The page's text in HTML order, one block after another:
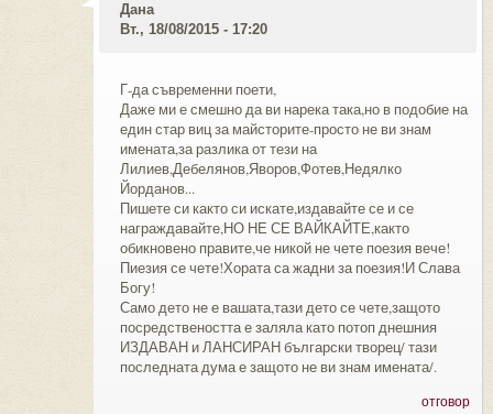
Дана
Вт., 18/08/2015 - 17:20
Г-да съвременни поети,
Даже ми е смешно да ви нарека така,но в подобие на
един стар виц за майсторите-просто не ви знам
имената,за разлика от тези на
Лилиев,Дебелянов,Яворов,Фотев,Недялко
Йорданов...
Пишете си както си искате,издавайте се и се
награждавайте,НО НЕ СЕ ВАЙКАЙТЕ,както
обикновено правите,че никой не чете поезия вече!
Пиезия се чете!Хората са жадни за поезия!И Слава
Богу!
Само дето не е вашата,тази дето се чете,защото
посредствеността е заляла като потоп днешния
ИЗДАВАН и ЛАНСИРАН български творец/ тази
последната дума е защото не ви знам имената/.
отговор